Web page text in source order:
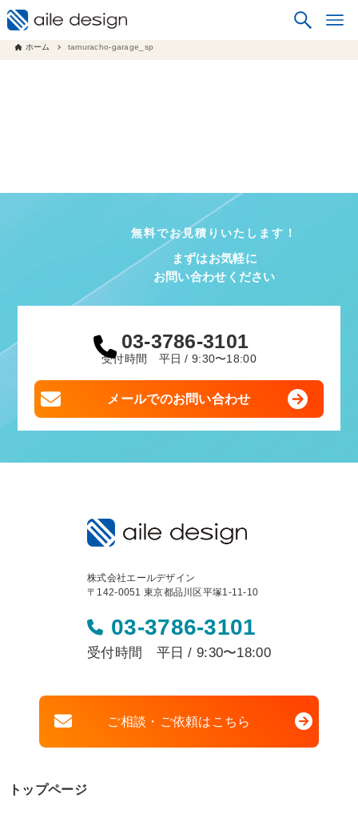
ホーム tamuracho-garage_sp
無料でお見積りいたします！
まずはお気軽に
お問い合わせください
03-3786-3101
受付時間 平日 / 9:30〜18:00
メールでのお問い合わせ
株式会社エールデザイン
〒142-0051 東京都品川区平塚1-11-10
03-3786-3101
受付時間 平日 / 9:30〜18:00
ご相談・ご依頼はこちら
トップページ